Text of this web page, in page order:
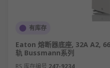
有库存
Eaton 熔断器底座, 32A A2,
轨 Bussmann系列
RS 库存编号 247-9234